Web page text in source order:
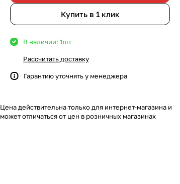
Купить в 1 клик
В наличии: 1шт
Рассчитать доставку
Гарантию уточнять у менеджера
Цена действительна только для интернет-магазина и
может отличаться от цен в розничных магазинах